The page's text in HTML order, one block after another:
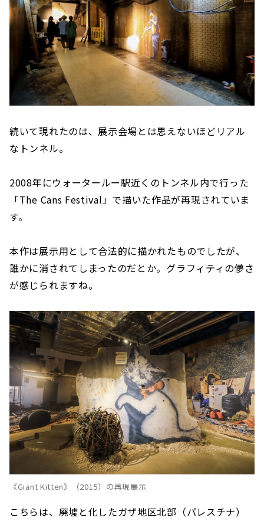
続いて現れたのは、展示会場とは思えないほどリアル
なトンネル。
2008年にウォータールー駅近くのトンネル内で行った
「The Cans Festival」で描いた作品が再現されていま
す。
本作は展示用として合法的に描かれたものでしたが、
誰かに消されてしまったのだとか。グラフィティの儚さ
が感じられますね。
《Giant Kitten》（2015）の再現展示
こちらは、廃墟と化したガザ地区北部（パレスチナ）